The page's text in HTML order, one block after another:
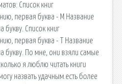
Список книг
первая буква - М Название
букву. Список книг
первая буква - Т Название
букву. По мне, они взяли самые
я люблю читать книги
назвать удачным.есть более